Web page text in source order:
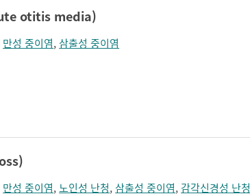
otitis media)
만성 중이염, 삼출성 중이염
만성 중이염,노인성 난청, 삼출성 중이염, 감각신경성 난청